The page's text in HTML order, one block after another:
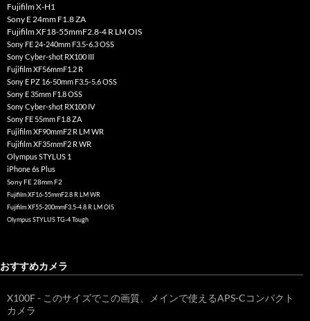
Fujifilm X-H1
Sony E 24mm F1.8 ZA
Fujifilm XF18-55mmF2.8-4 R LM OIS
Sony FE 24-240mm F3.5-6.3 OSS
Sony Cyber-shot RX100 III
Fujifilm XF56mmF1.2 R
Sony E PZ 16-50mm F3.5-5.6 OSS
Sony E 35mm F1.8 OSS
Sony Cyber-shot RX100 IV
Sony FE 55mm F1.8 ZA
Fujifilm XF90mmF2 R LM WR
Fujifilm XF35mmF2 R WR
Olympus STYLUS 1
iPhone 6s Plus
Sony FE 28mm F2
Fujifilm XF16-55mmF2.8 R LM WR
Fujifilm XF55-200mmF3.5-4.8 R LM OIS
Olympus STYLUS TG-4 Tough
おすすめカメラ
X100F - このサイズでこの画質、メインで使えるAPS-Cコンパクト
カメラ